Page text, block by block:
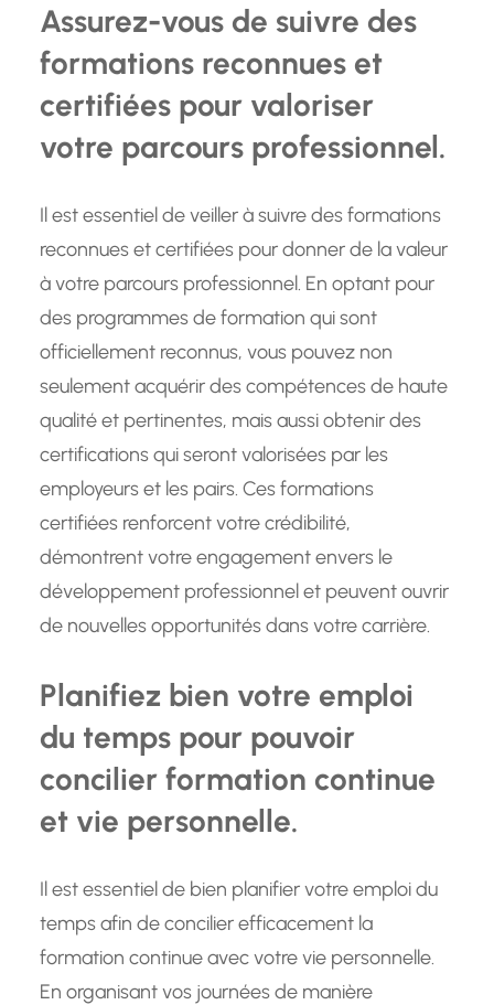
Assurez-vous de suivre des
formations reconnues et
certifiées pour valoriser
votre parcours professionnel.
Il est essentiel de veiller à suivre des formations
reconnues et certifiées pour donner de la valeur
à votre parcours professionnel. En optant pour
des programmes de formation qui sont
officiellement reconnus, vous pouvez non
seulement acquérir des compétences de haute
qualité et pertinentes, mais aussi obtenir des
certifications qui seront valorisées par les
employeurs et les pairs. Ces formations
certifiées renforcent votre crédibilité,
démontrent votre engagement envers le
développement professionnel et peuvent ouvrir
de nouvelles opportunités dans votre carrière.
Planifiez bien votre emploi
du temps pour pouvoir
concilier formation continue
et vie personnelle.
Il est essentiel de bien planifier votre emploi du
temps afin de concilier efficacement la
formation continue avec votre vie personnelle.
En organisant vos journées de manière